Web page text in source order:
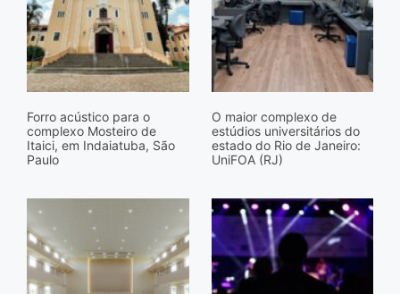
Forro acústico para o
complexo Mosteiro de
Itaici, em Indaiatuba, São
Paulo
O maior complexo de
estúdios universitários do
estado do Rio de Janeiro:
UniFOA (RJ)